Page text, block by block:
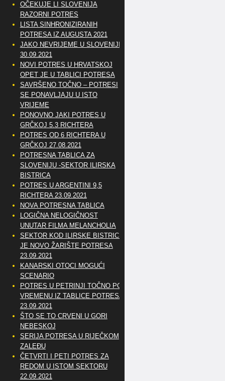
OČEKUJE LI SLOVENIJA
RAZORNI POTRES
LISTA SINHRONIZIRANIH
POTRESA IZ AUGUSTA 2021
JAKO NEVRIJEME U SLOVENIJI
30.09.2021
NOVI POTRES U HRVATSKOJ
OPET JE U TABLICI POTRESA
SAVRŠENO TOČNO – POTRESI
SE PONAVLJAJU U ISTO
VRIJEME
PONOVNO JAKI POTRES U
GRČKOJ 5.3 RICHTERA
POTRES OD 6 RICHTERA U
GRČKOJ 27.08.2021
POTRESNA TABLICA ZA
SLOVENIJU -SEKTOR ILIRSKA
BISTRICA
POTRES U ARGENTINI 9,5
RICHTERA 23.09.2021
NOVA POTRESNA TABLICA
LOGIČNA NELOGIČNOST
UNUTAR FILMA MELANCHOLIA
SEKTOR KOD ILIRSKE BISTRICE
JE NOVO ŽARIŠTE POTRESA
23.09.2021
KANARSKI OTOCI MOGUĆI
SCENARIO
POTRES U PETRINJI TOČNO PO
VREMENU IZ TABLICE POTRESA
23.09.2021
ŠTO SE TO CRVENI U GORI
NEBESKOJ
SERIJA POTRESA U RIJEČKOM
ZALEĐU
ČETVRTI I PETI POTRES ZA
REDOM U ISTOM SEKTORU
22.09.2021